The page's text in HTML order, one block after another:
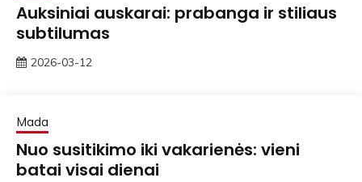
Auksiniai auskarai: prabanga ir stiliaus
subtilumas
2026-03-12
Mada
Nuo susitikimo iki vakarienės: vieni
batai visai dienai